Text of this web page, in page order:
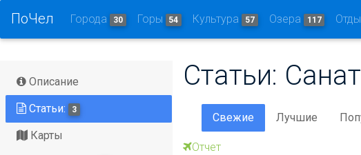
ПоЧел Города 30 Горы 54 Культура 57 Озера 117
Описание
Статьи: 3
Карты
Статьи:
Свежие Лучшие
Отчет